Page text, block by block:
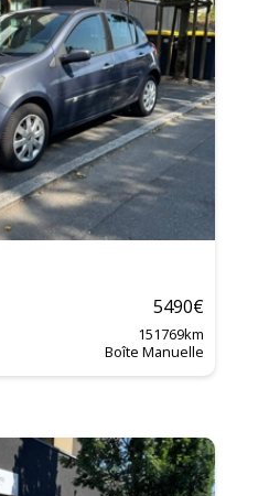
5490€
151769km
Boîte Manuelle